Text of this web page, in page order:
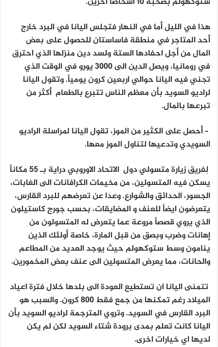
هذا في الليل أما في النهار فتجلس اليانا في البرد خارج
أحد المتاجر في منطقة فاساستان للحصول على بعض
المال من أجل احفادها الستة ولسد دين منزلها الذي احترق
في رومانيا، ويصل الدين الى 3000 يورو في الوقت الذي
تجني فيه اليانا حوالي اربعين كرون يومياً. وتقول اليانا
لراديو السويد بأن معظم الناس تتبرع بالطعام أكثر من
تبرعها بالمال.
– أحصل على الكثير من الموز، تقول اليانا لمراسلة الراديو
السويدي وتدعيها لتناول الموز معها.
لِفريق زيارة متسولي دول الاتحاد الاوروبي دراية بـ 55 مكاناً
يسكن فيه المتسولين، من مخيمات الكرافانات الى الغابات،
الجسور، الحدائق والشوارع. وعدا عن تعرضهم للبرد القارس،
يتعرضون ايضاً للعنف و المضايقات، بحسب جورج كاستيلون
الذي يروي قصصاً مروعة عما يتعرض له المتسولون من
إهانات وضرب وبصق من قبل المارة، خاصة أولئك الذين
ينامون وسط ستوكهولم حيث يوجد العديد من المطاعم
والحانات، مما يعرض المتسولين الى عنف بعض المخمورين.
تتمنى اليانا ان تستطيع العودة الى بلدها خلال فترة اعياد
الميلاد رغم تمكنها من جمع فقط 800 كرون. والسبب هو
البرد القارس في السويد. وتروي المترجمة لراديو السويد بأن
اليانا كانت تعلم بمدى برودة شتاء السويد لكن لم يكن
لديها اي خيارات اخرى.